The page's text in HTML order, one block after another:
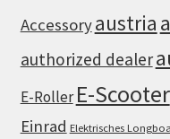
Accessoryaustria
authorized dealer
E-Roller E-Scooter
Einrad Elektrisches